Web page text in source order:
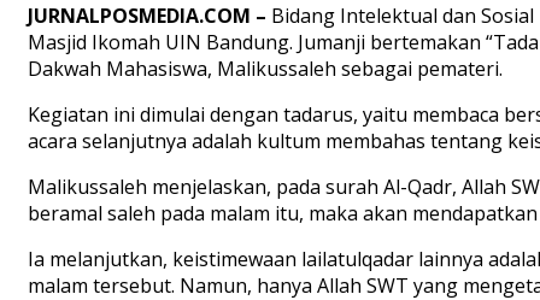
JURNALPOSMEDIA.COM – Bidang Intelektual dan
Masjid Ikomah UIN Bandung. Jumanji bertemakan
Dakwah Mahasiswa, Malikussaleh sebagai pemateri.
Kegiatan ini dimulai dengan tadarus, yaitu membaca
acara selanjutnya adalah kultum membahas tentang
Malikussaleh menjelaskan, pada surah Al-Qadr, Allah
beramal saleh pada malam itu, maka akan
Ia melanjutkan, keistimewaan lailatulqadar lainnya
malam tersebut. Namun, hanya Allah SWT yang